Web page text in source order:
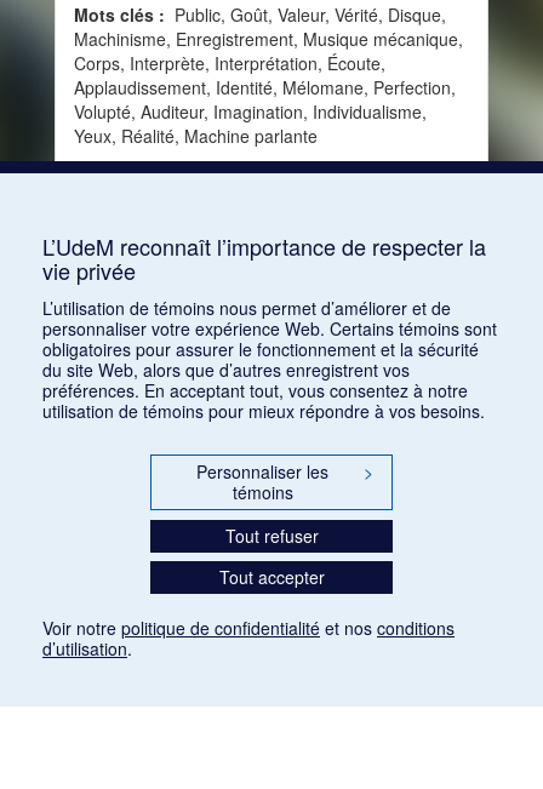
Mots clés : Public, Goût, Valeur, Vérité, Disque,
Machinisme, Enregistrement, Musique mécanique,
Corps, Interprète, Interprétation, Écoute,
Applaudissement, Identité, Mélomane, Perfection,
Volupté, Auditeur, Imagination, Individualisme,
Yeux, Réalité, Machine parlante
1 2 3 4 5 6
L’UdeM reconnaît l’importance de respecter la
vie privée
L’utilisation de témoins nous permet d’améliorer et de
personnaliser votre expérience Web. Certains témoins sont
obligatoires pour assurer le fonctionnement et la sécurité
du site Web, alors que d’autres enregistrent vos
préférences. En acceptant tout, vous consentez à notre
utilisation de témoins pour mieux répondre à vos besoins.
Personnaliser les
témoins
>
Tout refuser
Tout accepter
Voir notre politique de confidentialité et nos conditions
d’utilisation.